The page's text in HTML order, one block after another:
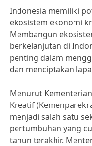
Indonesia memiliki
ekosistem ekonomi
Membangun
berkelanjutan di
penting dalam
dan menciptakan
Menurut
Kreatif
menjadi salah satu
pertumbuhan yang
tahun terakhir.